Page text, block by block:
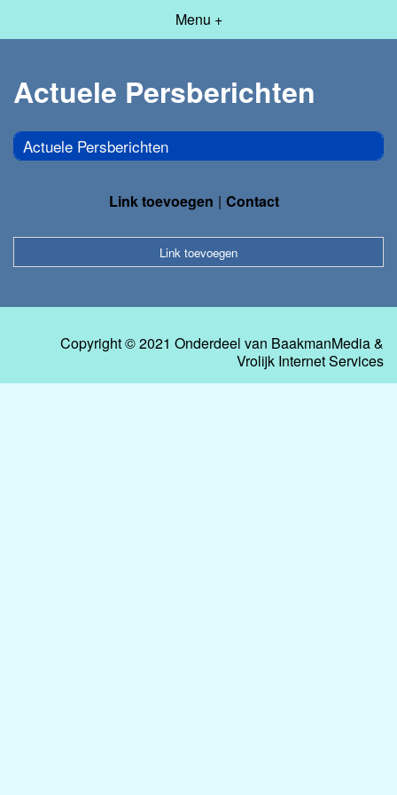
Menu +
Actuele Persberichten
Actuele Persberichten
Link toevoegen Contact
Link toevoegen
Copyright © 2021 Onderdeel van BaakmanMedia&
Vrolijk Internet Services